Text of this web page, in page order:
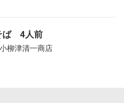
ば 4人前
柳津清一商店